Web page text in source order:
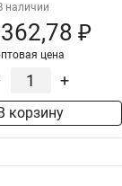
наличии
₽
цена
+
корзину